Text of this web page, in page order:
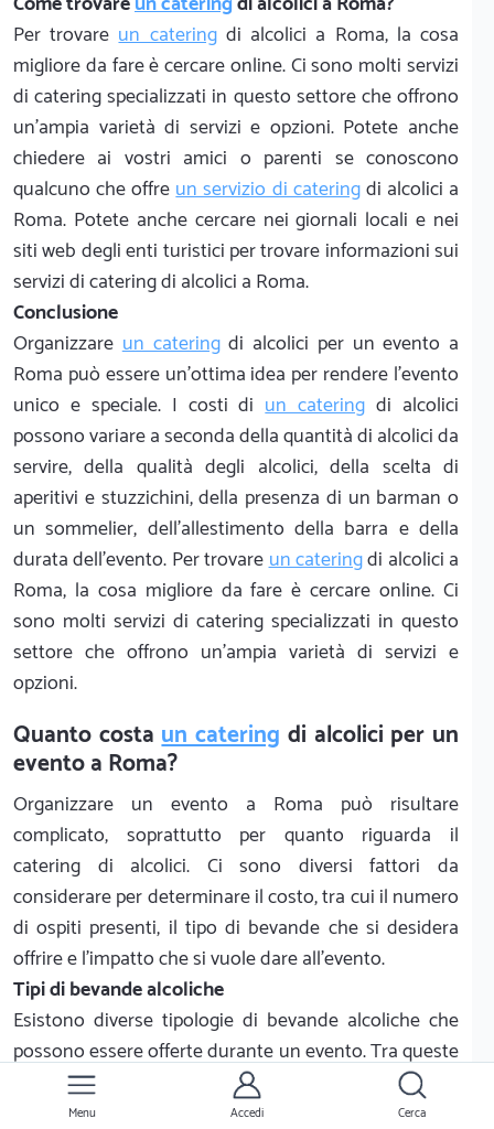
Per trovareun cateringdi alcolici a Roma, la cosa
migliore da fare è cercare online. Ci sono molti servizi
di catering specializzati in questo settore che offrono
un'ampia varietà di servizi e opzioni. Potete anche
chiedere ai vostri amici o parenti se conoscono
qualcuno che offreun servizio di cateringdi alcolici a
Roma. Potete anche cercare nei giornali locali e nei
siti web degli enti turistici per trovare informazioni sui
servizi di catering di alcolici a Roma.
Conclusione
Organizzareun cateringdi alcolici per un evento a
Roma può essere un'ottima idea per rendere l'evento
unico e speciale. I costi diun catering di alcolici
possono variare a seconda della quantità di alcolici da
servire, della qualità degli alcolici, della scelta di
aperitivi e stuzzichini, della presenza di un barman o
un sommelier, dell'allestimento della barra e della
durata dell'evento. Per trovareun cateringdi alcolici a
Roma, la cosa migliore da fare è cercare online. Ci
sono molti servizi di catering specializzati in questo
settore che offrono un'ampia varietà di servizi e
opzioni.
Quanto costaun catering di alcolici per un
evento a Roma?
Organizzare un evento a Roma può risultare
complicato, soprattutto per quanto riguarda il
catering di alcolici. Ci sono diversi fattori da
considerare per determinare il costo, tra cui il numero
di ospiti presenti, il tipo di bevande che si desidera
offrire e l'impatto che si vuole dare all'evento.
Tipi di bevande alcoliche
Esistono diverse tipologie di bevande alcoliche che
possono essere offerte durante un evento. Tra queste
troviamo: birra, vino, superalcolici, liquori, cocktail e
bevande analcoliche. Ogni tipologia di bevanda può
Menu Accedi Cerca